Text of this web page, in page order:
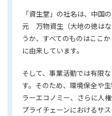
「資生堂」の社名は、中国
元 万物資生（大地の徳は
うか、すべてのものはここ
に由来しています。
そして、事業活動では有限
す。そのため、環境保全や
ラーエコノミー、さらに人
プライチェーンにおけるサ